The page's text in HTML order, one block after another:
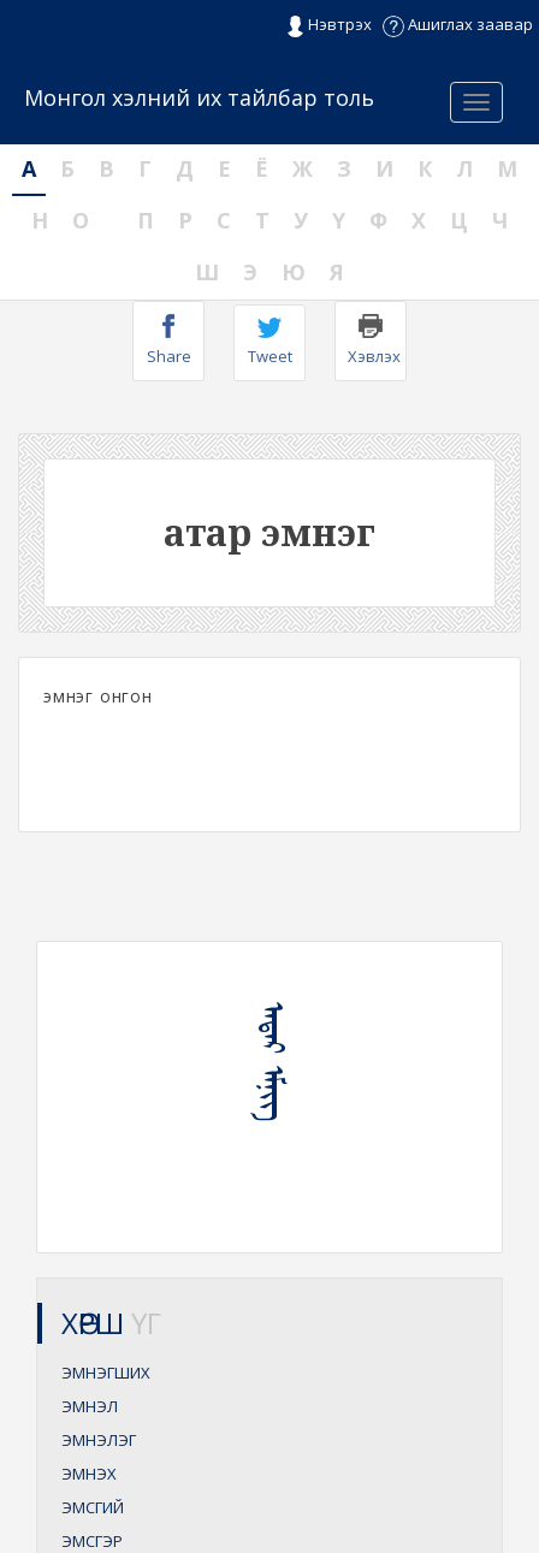
Нэвтрэх Ашиглах заавар
Menu
Монгол хэлний их тайлбар толь
А Б В Г Д Е Ё Ж З И К Л
М
Н
О П Р С Т У Ү Ф Х Ц
Ч
Ш
Э Ю Я
Share Tweet Хэвлэх
атар эмнэг
эмнэг онгон
ᠠᠲᠠᠷ ᠡᠮᠨᠢᠭ
ХӨРШ ҮГ
ЭМНЭГШИХ
ЭМНЭЛ
ЭМНЭЛЭГ
ЭМНЭХ
ЭМСГИЙ
ЭМСГЭР